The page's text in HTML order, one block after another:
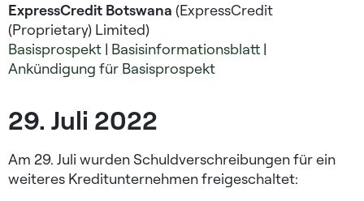
ExpressCredit Botswana (ExpressCredit
(Proprietary) Limited)
Basisprospekt | Basisinformationsblatt |
Ankündigung für Basisprospekt
29. Juli 2022
Am 29. Juli wurden Schuldverschreibungen für ein
weiteres Kreditunternehmen freigeschaltet: